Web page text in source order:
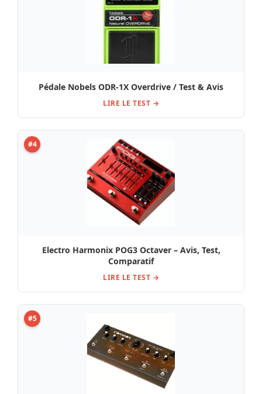
Pédale Nobels ODR-1X Overdrive / Test & Avis
LIRE LE TEST →
#4
Electro Harmonix POG3 Octaver – Avis, Test,
Comparatif
LIRE LE TEST →
#5